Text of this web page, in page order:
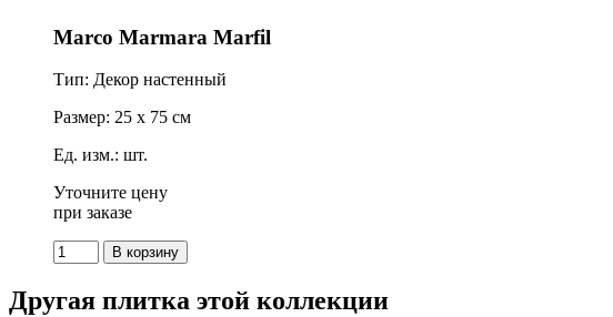
Marco Marmara Marfil
Тип: Декор настенный
Размер: 25 x 75 см
Ед. изм.: шт.
Уточните цену
при заказе
Другая плитка этой коллекции